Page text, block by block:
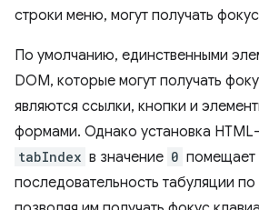
строки меню, могут получать
По умолчанию, единственными
DOM, которые могут получать
являются ссылки, кнопки и
формами. Однако установка
tabIndex в значение 0 помещает
последовательность табуляции